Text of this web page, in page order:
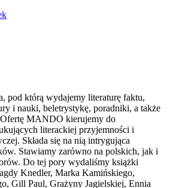
pod którą wydajemy literaturę faktu,
i nauki, beletrystykę, poradniki, a także
MANDO kierujemy do
literackiej przyjemności i
Składa się na nią intrygująca
Stawiamy zarówno na polskich, jak i
Do tej pory wydaliśmy książki
Knedler, Marka Kamińskiego,
Gill Paul, Grażyny Jagielskiej, Ennia